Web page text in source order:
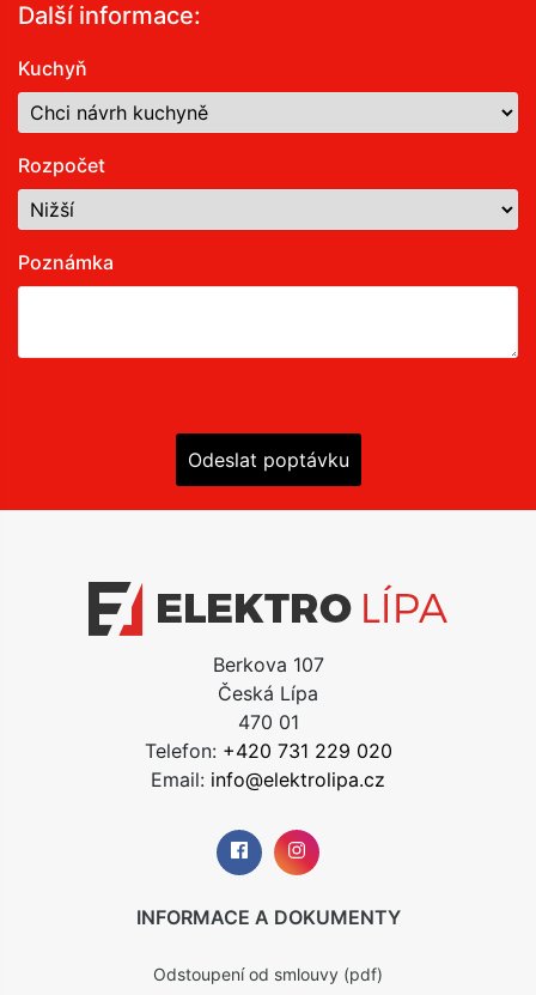
Další informace:
Kuchyň
Rozpočet
Poznámka
Odeslat poptávku
Berkova 107
Česká Lípa
470 01
Telefon: +420 731 229 020
Email: info@elektrolipa.cz
INFORMACE A DOKUMENTY
Odstoupení od smlouvy (pdf)